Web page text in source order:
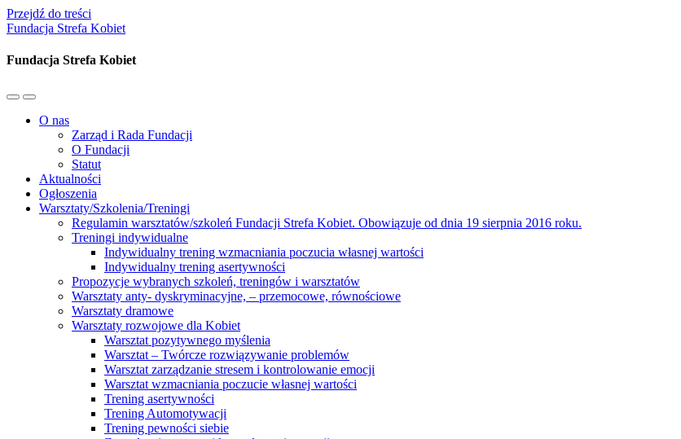
Przejdź do treści
Fundacja Strefa Kobiet
Fundacja Strefa Kobiet
Przełącz
mobilne
Przełącz
pole
wyszukiwania
O nas
Zarząd i Rada Fundacji
O Fundacji
Statut
Aktualności
Ogłoszenia
Warsztaty/Szkolenia/Treningi
Regulamin warsztatów/szkoleń Fundacji Strefa Kobiet. Obowiązuje od dnia 19 sierpnia 2016 roku.
Treningi indywidualne
Indywidualny trening wzmacniania poczucia własnej wartości
Indywidualny trening asertywności
Propozycje wybranych szkoleń, treningów i warsztatów
Warsztaty anty- dyskryminacyjne, – przemocowe, równościowe
Warsztaty dramowe
Warsztaty rozwojowe dla Kobiet
Warsztat pozytywnego myślenia
Warsztat – Twórcze rozwiązywanie problemów
Warsztat zarządzanie stresem i kontrolowanie emocji
Warsztat wzmacniania poczucie własnej wartości
Trening asertywności
Trening Automotywacji
Trening pewności siebie